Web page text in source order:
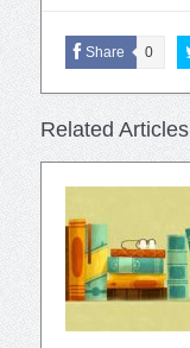
Share 0
Related Articles